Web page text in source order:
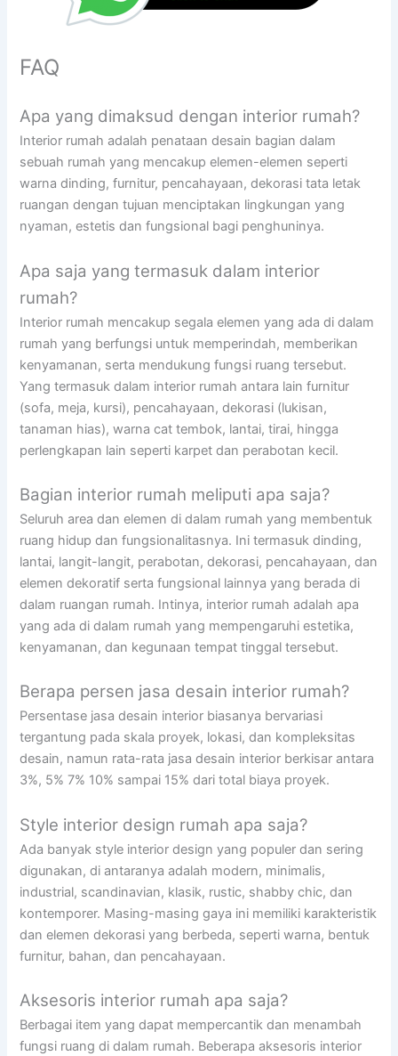
FAQ
Apa yang dimaksud dengan interior rumah?
Interior rumah adalah penataan desain bagian dalam
sebuah rumah yang mencakup elemen-elemen seperti
warna dinding, furnitur, pencahayaan, dekorasi tata letak
ruangan dengan tujuan menciptakan lingkungan yang
nyaman, estetis dan fungsional bagi penghuninya.
Apa saja yang termasuk dalam interior
rumah?
Interior rumah mencakup segala elemen yang ada di dalam
rumah yang berfungsi untuk memperindah, memberikan
kenyamanan, serta mendukung fungsi ruang tersebut.
Yang termasuk dalam interior rumah antara lain furnitur
(sofa, meja, kursi), pencahayaan, dekorasi (lukisan,
tanaman hias), warna cat tembok, lantai, tirai, hingga
perlengkapan lain seperti karpet dan perabotan kecil.
Bagian interior rumah meliputi apa saja?
Seluruh area dan elemen di dalam rumah yang membentuk
ruang hidup dan fungsionalitasnya. Ini termasuk dinding,
lantai, langit-langit, perabotan, dekorasi, pencahayaan, dan
elemen dekoratif serta fungsional lainnya yang berada di
dalam ruangan rumah. Intinya, interior rumah adalah apa
yang ada di dalam rumah yang mempengaruhi estetika,
kenyamanan, dan kegunaan tempat tinggal tersebut.
Berapa persen jasa desain interior rumah?
Persentase jasa desain interior biasanya bervariasi
tergantung pada skala proyek, lokasi, dan kompleksitas
desain, namun rata-rata jasa desain interior berkisar antara
3%, 5% 7% 10% sampai 15% dari total biaya proyek.
Style interior design rumah apa saja?
Ada banyak style interior design yang populer dan sering
digunakan, di antaranya adalah modern, minimalis,
industrial, scandinavian, klasik, rustic, shabby chic, dan
kontemporer. Masing-masing gaya ini memiliki karakteristik
dan elemen dekorasi yang berbeda, seperti warna, bentuk
furnitur, bahan, dan pencahayaan.
Aksesoris interior rumah apa saja?
Berbagai item yang dapat mempercantik dan menambah
fungsi ruang di dalam rumah. Beberapa aksesoris interior